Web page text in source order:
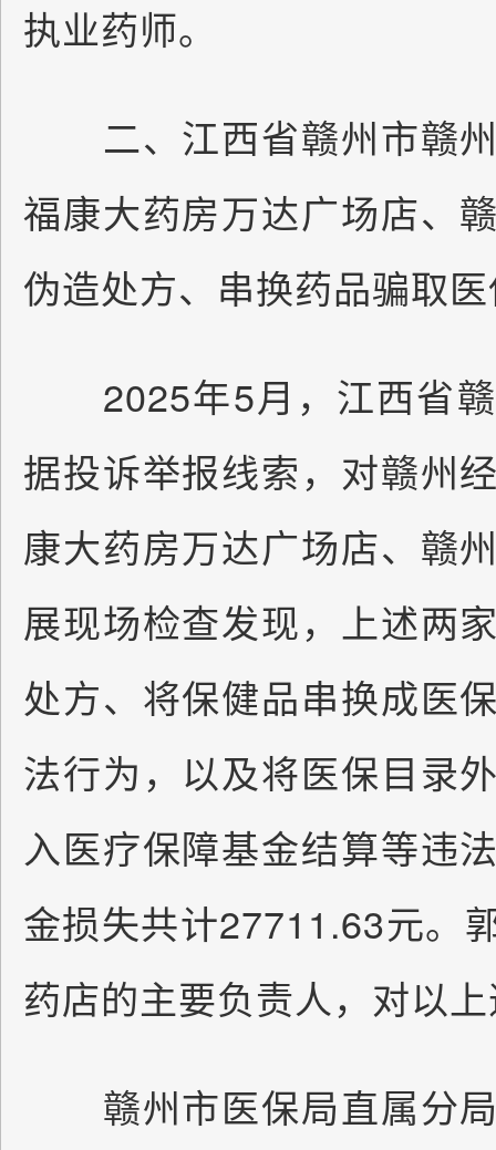
执业药师。
二、江西省赣州市赣州
福康大药房万达广场店、
伪造处方、串换药品骗取
2025年5月，江西省赣
据投诉举报线索，对赣州
康大药房万达广场店、赣
展现场检查发现，上述两
处方、将保健品串换成医
法行为，以及将医保目录
入医疗保障基金结算等违
金损失共计27711.63元。
药店的主要负责人，对以
赣州市医保局直属分局